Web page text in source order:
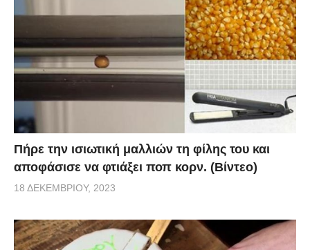
Πήρε την ισιωτική μαλλιών τη φίλης του και
αποφάσισε να φτιάξει ποπ κορν. (Βίντεο)
18 ΔΕΚΕΜΒΡΊΟΥ, 2023